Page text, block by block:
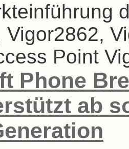
Vigor2862,
Point
Phone
ab